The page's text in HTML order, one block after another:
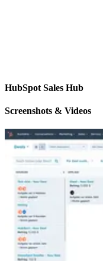
HubSpot Sales Hub
Screenshots & Videos